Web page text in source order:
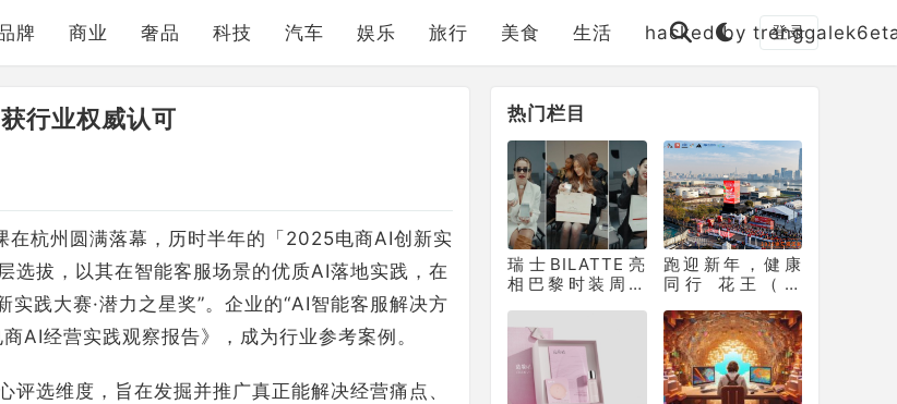
牌 商业 奢品 科技 汽车 娱乐 旅行 美食 生活 hacked by 登录
行业权威认可
杭州圆满落幕，历时半年的「2025电商AI创新实
选拔，以其在智能客服场景的优质AI落地实践，在
践大赛·潜力之星奖”。企业的“AI智能客服解决方
AI经营实践观察报告》，成为行业参考案例。
选维度，旨在发掘并推广真正能解决经营痛点、
热门栏目
瑞士BILATTE亮
相巴黎时装周：
征服秀场，获好
莱坞顶级化妆师
挚荐
跑迎新年，健康
同行 花王（中
江长跑节为2025
画上活力句点